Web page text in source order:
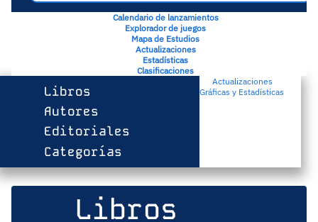
Calendario de lanzamientos
Explorador de juegos
Mapa de Estudios
Actualizaciones
Estadísticas
Clasificaciones
Libros
Autores
Editoriales
Categorías
Actualizaciones
Gráficas y Estadísticas
Libros